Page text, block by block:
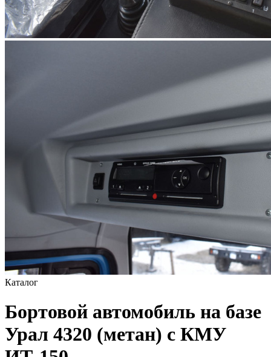
Каталог
Бортовой автомобиль на базе
Урал 4320 (метан) с КМУ